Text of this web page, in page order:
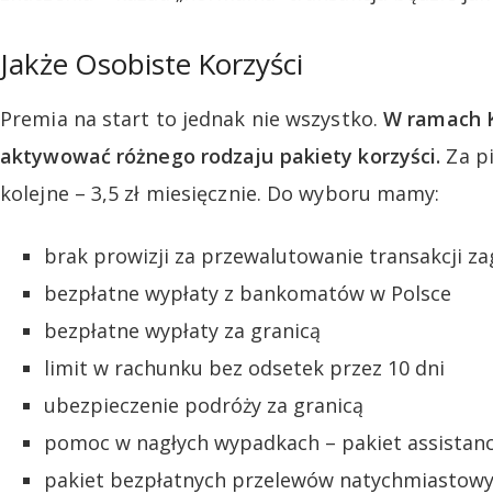
Jakże Osobiste Korzyści
Premia na start to jednak nie wszystko. W ramach
aktywować różnego rodzaju pakiety korzyści. Za
kolejne – 3,5 zł miesięcznie. Do wyboru mamy:
brak prowizji za przewalutowanie transakcji
bezpłatne wypłaty z bankomatów w Polsce
bezpłatne wypłaty za granicą
limit w rachunku bez odsetek przez 10 dni
ubezpieczenie podróży za granicą
pomoc w nagłych wypadkach – pakiet
pakiet bezpłatnych przelewów